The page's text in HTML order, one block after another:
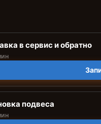
в сервис и обратно
подвеса